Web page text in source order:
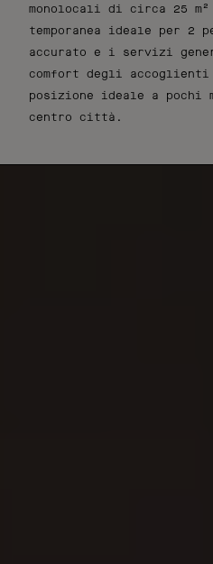
monolocali di circa 25 m²
temporanea ideale per 2
accurato e i servizi
comfort degli accoglienti
posizione ideale a
centro città.